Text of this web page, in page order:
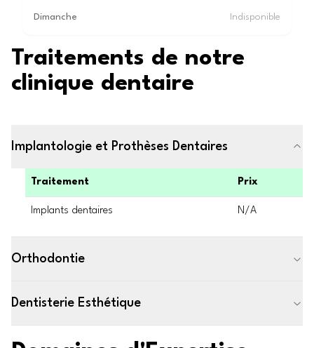
Dimanche Indisponible
Traitements de notre
clinique dentaire
Implantologie et Prothèses Dentaires
Traitement Prix
Implants dentaires N/A
Orthodontie
Dentisterie Esthétique